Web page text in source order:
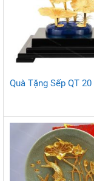
Quà Tặng Sếp QT 20